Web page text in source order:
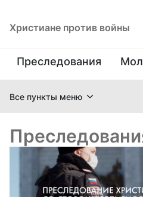
Христиане против войны
Преследования
Все пункты меню